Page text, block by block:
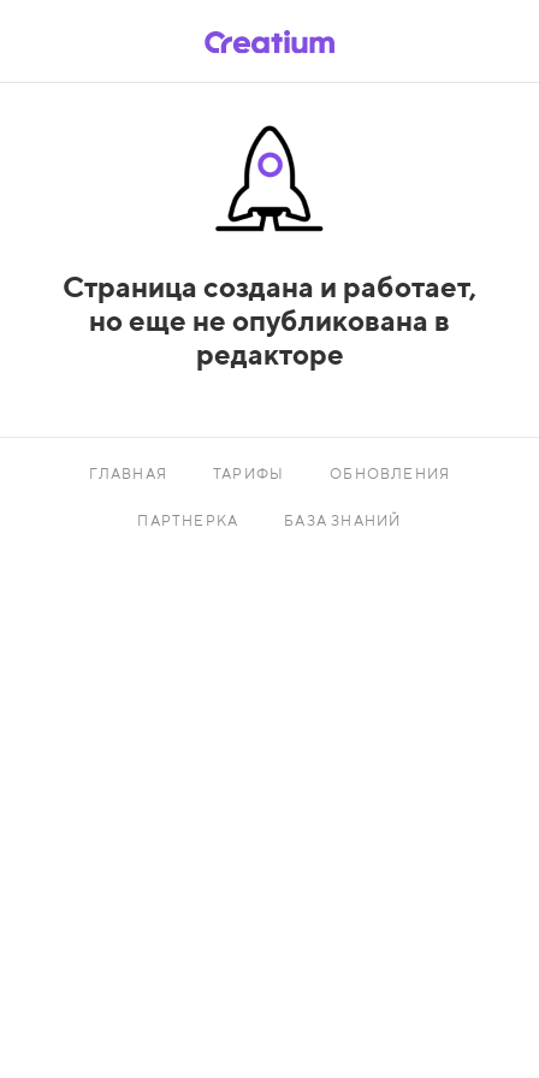
Страница создана и работает,
но еще не опубликована в
редакторе
ГЛАВНАЯ ТАРИФЫ ОБНОВЛЕНИЯ
ПАРТНЕРКА БАЗА ЗНАНИЙ